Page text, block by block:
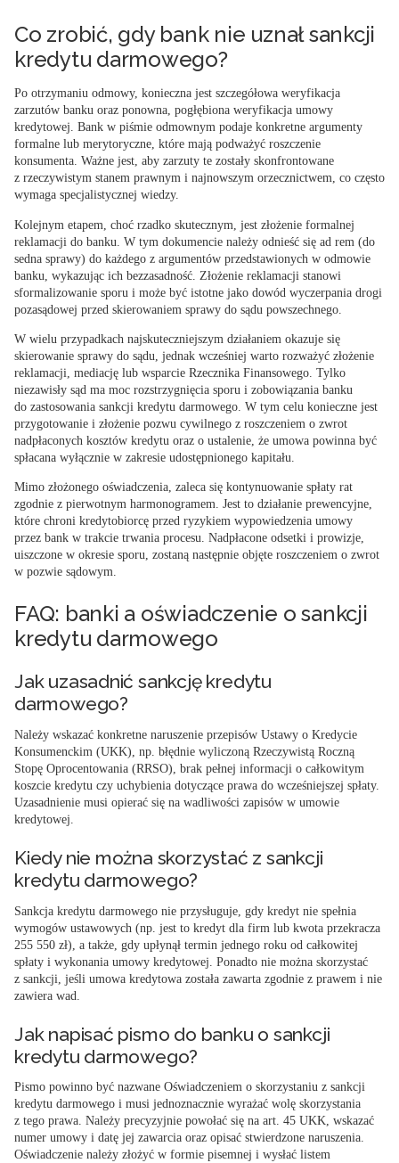
Co zrobić, gdy bank nie uznał sankcji
kredytu darmowego?
Po otrzymaniu odmowy, konieczna jest szczegółowa weryfikacja
zarzutów banku oraz ponowna, pogłębiona weryfikacja umowy
kredytowej. Bank w piśmie odmownym podaje konkretne argumenty
formalne lub merytoryczne, które mają podważyć roszczenie
konsumenta. Ważne jest, aby zarzuty te zostały skonfrontowane
z rzeczywistym stanem prawnym i najnowszym orzecznictwem, co często
wymaga specjalistycznej wiedzy.
Kolejnym etapem, choć rzadko skutecznym, jest złożenie formalnej
reklamacji do banku . W tym dokumencie należy odnieść się ad rem (do
sedna sprawy) do każdego z argumentów przedstawionych w odmowie
banku, wykazując ich bezzasadność. Złożenie reklamacji stanowi
sformalizowanie sporu i może być istotne jako dowód wyczerpania drogi
pozasądowej przed skierowaniem sprawy do sądu powszechnego.
W wielu przypadkach najskuteczniejszym działaniem okazuje się
skierowanie sprawy do sądu , jednak wcześniej warto rozważyć złożenie
reklamacji, mediację lub wsparcie Rzecznika Finansowego. Tylko
niezawisły sąd ma moc rozstrzygnięcia sporu i zobowiązania banku
do zastosowania sankcji kredytu darmowego. W tym celu konieczne jest
przygotowanie i złożenie pozwu cywilnego z roszczeniem o zwrot
nadpłaconych kosztów kredytu oraz o ustalenie, że umowa powinna być
spłacana wyłącznie w zakresie udostępnionego kapitału.
Mimo złożonego oświadczenia, zaleca się kontynuowanie spłaty rat
zgodnie z pierwotnym harmonogramem. Jest to działanie prewencyjne,
które chroni kredytobiorcę przed ryzykiem wypowiedzenia umowy
przez bank w trakcie trwania procesu. Nadpłacone odsetki i prowizje,
uiszczone w okresie sporu, zostaną następnie objęte roszczeniem o zwrot
w pozwie sądowym.
FAQ: banki a oświadczenie o sankcji
kredytu darmowego
Jak uzasadnić sankcję kredytu
darmowego?
Należy wskazać konkretne naruszenie przepisów Ustawy o Kredycie
Konsumenckim (UKK), np. błędnie wyliczoną Rzeczywistą Roczną
Stopę Oprocentowania (RRSO), brak pełnej informacji o całkowitym
koszcie kredytu czy uchybienia dotyczące prawa do wcześniejszej spłaty.
Uzasadnienie musi opierać się na wadliwości zapisów w umowie
kredytowej.
Kiedy nie można skorzystać z sankcji
kredytu darmowego?
Sankcja kredytu darmowego nie przysługuje, gdy kredyt nie spełnia
wymogów ustawowych (np. jest to kredyt dla firm lub kwota przekracza
255 550 zł), a także, gdy upłynął termin jednego roku od całkowitej
spłaty i wykonania umowy kredytowej. Ponadto nie można skorzystać
z sankcji, jeśli umowa kredytowa została zawarta zgodnie z prawem i nie
zawiera wad.
Jak napisać pismo do banku o sankcji
kredytu darmowego?
Pismo powinno być nazwane Oświadczeniem o skorzystaniu z sankcji
kredytu darmowego i musi jednoznacznie wyrażać wolę skorzystania
z tego prawa. Należy precyzyjnie powołać się na art. 45 UKK, wskazać
numer umowy i datę jej zawarcia oraz opisać stwierdzone naruszenia.
Oświadczenie należy złożyć w formie pisemnej i wysłać listem